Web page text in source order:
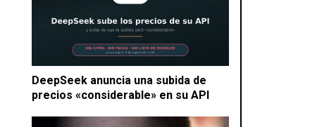
DeepSeek anuncia una subida de
precios «considerable» en su API